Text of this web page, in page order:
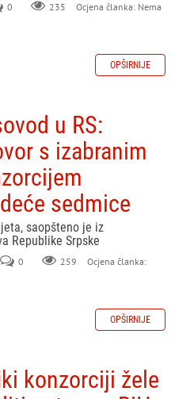
0 235
Ocjena članka: Nema
OPŠIRNIJE
u RS:
s izabranim
sedmice
saopšteno je iz
Republike Srpske
0 259
Ocjena članka:
OPŠIRNIJE
konzorciji žele